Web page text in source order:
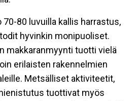
70-80 luvuilla kallis harrastus,
hyvinkin monipuoliset.
makkaranmyynti tuotti vielä
erilaisten rakennelmien
Metsälliset aktiviteetit,
tuottivat myös